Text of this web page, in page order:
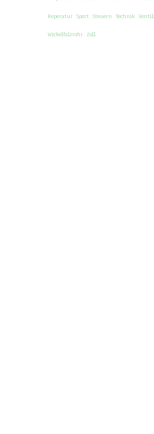
Reperatur Sport Steuern Technik
Wickelfalzrohr Zoll